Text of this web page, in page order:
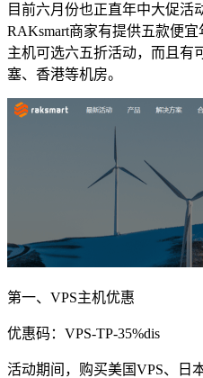
目前六月份也正直年中大促活
RAKsmart商家有提供五款便
主机可选六五折活动，而且有
塞、香港等机房。
第一、VPS主机优惠
优惠码： VPS-TP-35%dis
活动期间，购买美国VPS、日